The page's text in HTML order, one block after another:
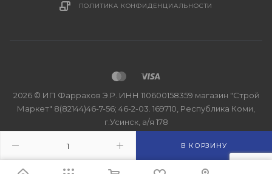
В КОРЗИНУ
ПОЛИТИКА КОНФИДЕНЦИАЛЬНОСТИ
2026 © ИП Фаррахов Э.Р. ИНН 110600158359 магазин "Строй
Маркет" 8(82144)46-7-56; 46-2-03. 169710, Республика Коми,
г.Усинск, а/я 178